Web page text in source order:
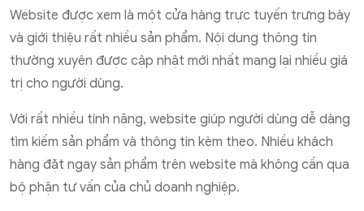
Website được xem là một cửa hàng trực tuyến trưng bày
và giới thiệu rất nhiều sản phẩm. Nội dung thông tin
thường xuyên được cập nhật mới nhất mang lại nhiều giá
trị cho người dùng.
Với rất nhiều tính năng, website giúp người dùng dễ dàng
tìm kiếm sản phẩm và thông tin kèm theo. Nhiều khách
hàng đặt ngay sản phẩm trên website mà không cần qua
bộ phận tư vấn của chủ doanh nghiệp.